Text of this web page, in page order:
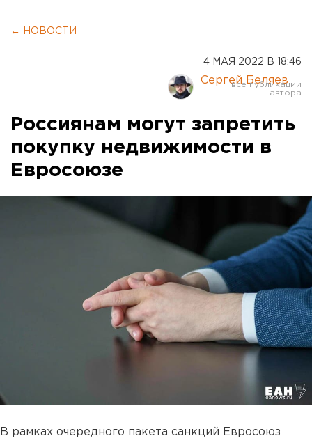
← НОВОСТИ
4 МАЯ 2022 В 18:46
Сергей Беляев
Россиянам могут запретить
покупку недвижимости в
Евросоюзе
В рамках очередного пакета санкций Евросоюз